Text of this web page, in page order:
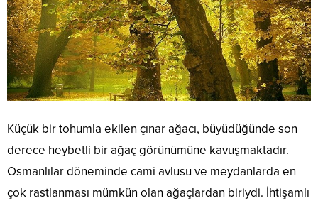
Küçük bir tohumla ekilen çınar ağacı, büyüdüğünde son
derece heybetli bir ağaç görünümüne kavuşmaktadır.
Osmanlılar döneminde cami avlusu ve meydanlarda en
çok rastlanması mümkün olan ağaçlardan biriydi. İhtişamlı